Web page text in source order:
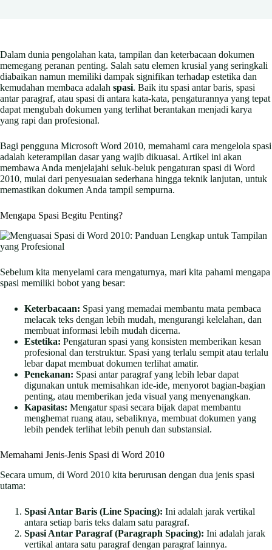
Dalam dunia pengolahan kata, tampilan dan keterbacaan dokumen
memegang peranan penting. Salah satu elemen krusial yang seringkali
diabaikan namun memiliki dampak signifikan terhadap estetika dan
kemudahan membaca adalah spasi. Baik itu spasi antar baris, spasi
antar paragraf, atau spasi di antara kata-kata, pengaturannya yang tepat
dapat mengubah dokumen yang terlihat berantakan menjadi karya
yang rapi dan profesional.
Bagi pengguna Microsoft Word 2010, memahami cara mengelola spasi
adalah keterampilan dasar yang wajib dikuasai. Artikel ini akan
membawa Anda menjelajahi seluk-beluk pengaturan spasi di Word
2010, mulai dari penyesuaian sederhana hingga teknik lanjutan, untuk
memastikan dokumen Anda tampil sempurna.
Mengapa Spasi Begitu Penting?
Sebelum kita menyelami cara mengaturnya, mari kita pahami mengapa
spasi memiliki bobot yang besar:
Keterbacaan: Spasi yang memadai membantu mata pembaca
melacak teks dengan lebih mudah, mengurangi kelelahan, dan
membuat informasi lebih mudah dicerna.
Estetika: Pengaturan spasi yang konsisten memberikan kesan
profesional dan terstruktur. Spasi yang terlalu sempit atau terlalu
lebar dapat membuat dokumen terlihat amatir.
Penekanan: Spasi antar paragraf yang lebih lebar dapat
digunakan untuk memisahkan ide-ide, menyorot bagian-bagian
penting, atau memberikan jeda visual yang menyenangkan.
Kapasitas: Mengatur spasi secara bijak dapat membantu
menghemat ruang atau, sebaliknya, membuat dokumen yang
lebih pendek terlihat lebih penuh dan substansial.
Memahami Jenis-Jenis Spasi di Word 2010
Secara umum, di Word 2010 kita berurusan dengan dua jenis spasi
utama:
Spasi Antar Baris (Line Spacing): Ini adalah jarak vertikal
antara setiap baris teks dalam satu paragraf.
Spasi Antar Paragraf (Paragraph Spacing): Ini adalah jarak
vertikal antara satu paragraf dengan paragraf lainnya.